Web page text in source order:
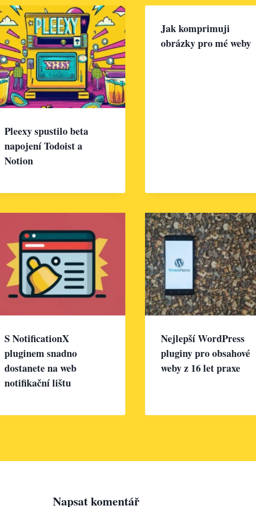
Pleexy spustilo beta
napojení Todoist a
Notion
Jak komprimuji
obrázky pro mé weby
S NotificationX
pluginem snadno
dostanete na web
notifikační lištu
Nejlepší WordPress
pluginy pro obsahové
weby z 16 let praxe
Napsat komentář